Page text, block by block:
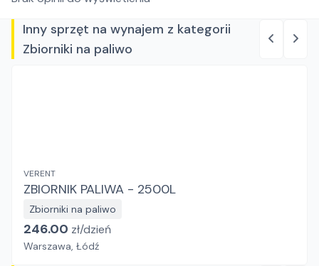
Inny sprzęt na wynajem z kategorii
Zbiorniki na paliwo
VERENT
ZBIORNIK PALIWA - 2500L
Zbiorniki na paliwo
246.00 zł/dzień
Warszawa, Łódź